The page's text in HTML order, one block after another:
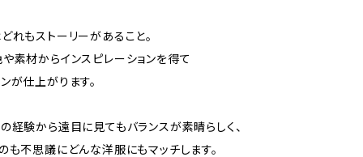
れもストーリーがあること。
素材からインスピレーションを得て
が仕上がります。
経験から遠目に見てもバランスが素晴らしく、
も不思議にどんな洋服にもマッチします。